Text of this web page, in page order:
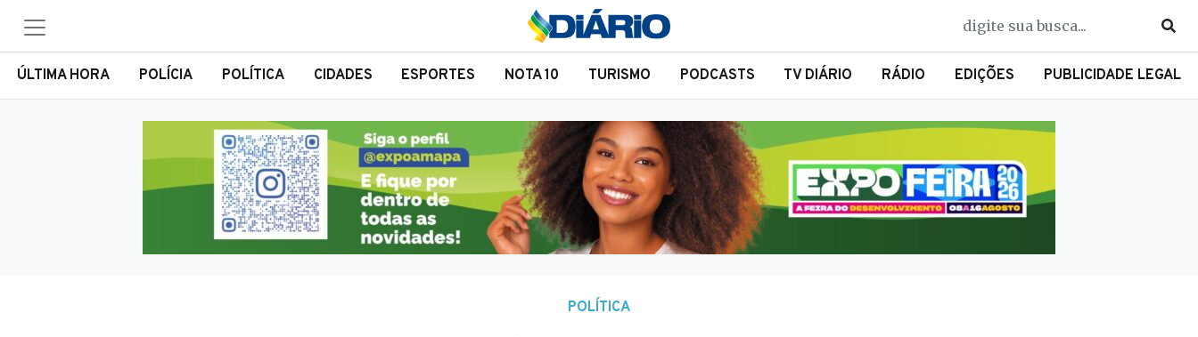
ÚLTIMA HORA POLÍCIA POLÍTICA CIDADES ESPORTES NOTA 10 TURISMO PODCASTS TV DIÁRIO RÁDIO EDIÇÕES PUBLICIDADE LEGAL
POLÍTICA